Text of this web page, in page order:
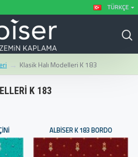
TÜRKÇE
Klasik Halı Modelleri K 183
K 183
ALBISER K 183 BORDO